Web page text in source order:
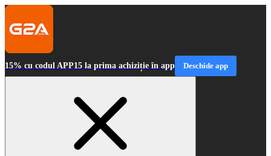
15% cu codul APP15 la prima achiziție în app Deschide app